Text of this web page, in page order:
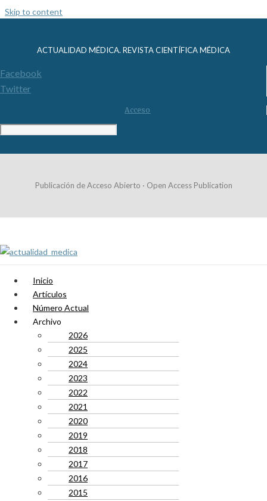
Skip to content
ACTUALIDAD MÉDICA. REVISTA CIENTÍFICA MÉDICA
Facebook
Twitter
Acceso
Publicación de Acceso Abierto · Open Access Publication
Inicio
Artículos
Número Actual
Archivo
2026
2025
2024
2023
2022
2021
2020
2019
2018
2017
2016
2015